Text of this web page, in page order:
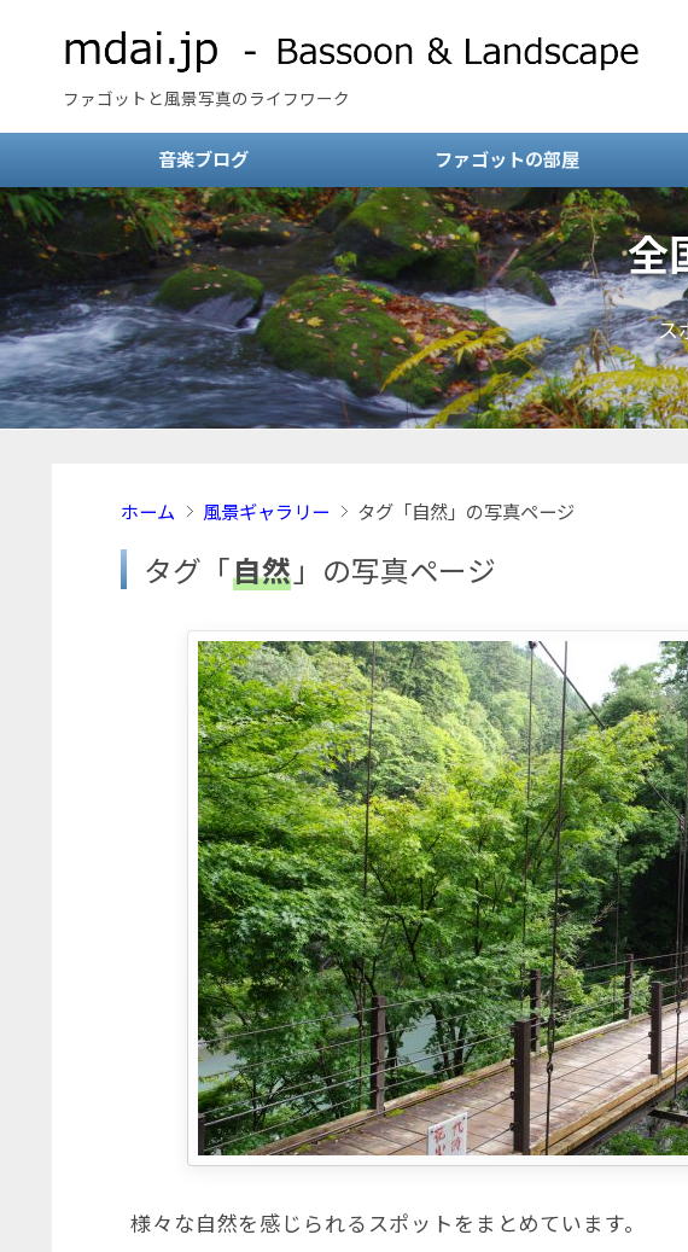
ファゴットと風景写真のライフワーク
音楽ブログ ファゴットの部屋
全
ス
ホーム 風景ギャラリー タグ「自然」の写真ページ
タグ「自然 」の写真ページ
様々な自然を感じられるスポットをまとめています。